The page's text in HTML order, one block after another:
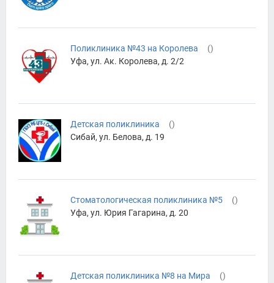
Поликлиника №43 на Королева ()
Уфа, ул. Ак. Королева, д. 2/2
Детская поликлиника ()
Сибай, ул. Белова, д. 19
Стоматологическая поликлиника №5 ()
Уфа, ул. Юрия Гагарина, д. 20
Детская поликлиника №8 на Мира ()